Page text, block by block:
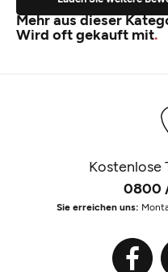
Mehr aus dieser
Wird oft gekauft mit
Kostenlose
0800
Sie erreichen uns: